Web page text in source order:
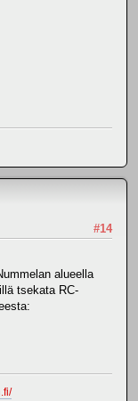
#14
alueella
tsekata RC-